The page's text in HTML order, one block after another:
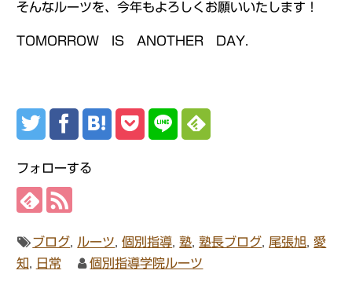
そんなルーツを、今年もよろしくお願いいたします！
TOMORROW IS ANOTHER DAY.
フォローする
ブログ ルーツ ,個別指導 ,塾 ,塾長ブログ 尾張旭
愛
知
日常 個別指導学院ルーツ